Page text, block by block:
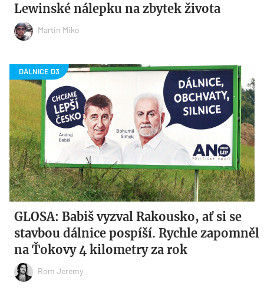
Lewinské nálepku na zbytek života
Martin Miko
GLOSA: Babiš vyzval Rakousko, ať si se
stavbou dálnice pospíší. Rychle zapomněl
na Ťokovy 4 kilometry za rok
Rom Jeremy